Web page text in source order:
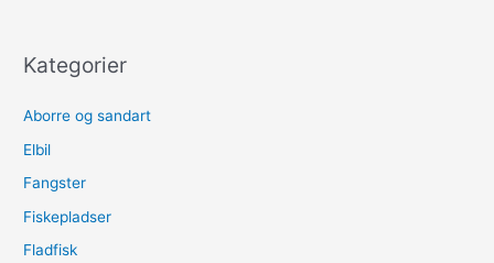
Kategorier
Aborre og sandart
Elbil
Fangster
Fiskepladser
Fladfisk